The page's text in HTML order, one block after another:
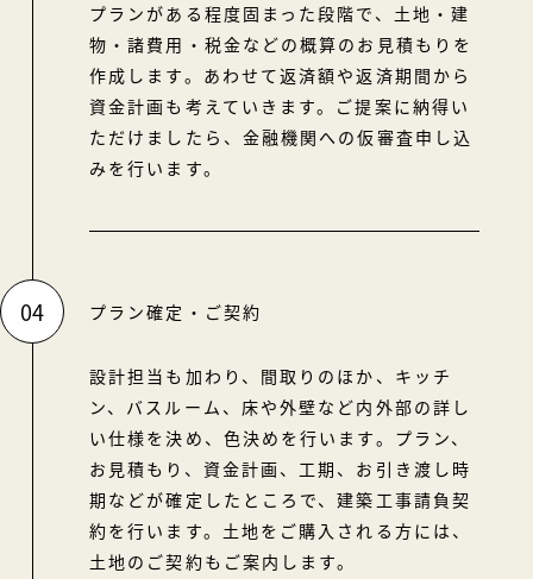
プランがある程度固まった段階で、土地・建
物・諸費用・税金などの概算のお見積もりを
作成します。あわせて返済額や返済期間から
資金計画も考えていきます。ご提案に納得い
ただけましたら、金融機関への仮審査申し込
みを行います。
04 プラン確定・ご契約
設計担当も加わり、間取りのほか、キッチ
ン、バスルーム、床や外壁など内外部の詳し
い仕様を決め、色決めを行います。プラン、
お見積もり、資金計画、工期、お引き渡し時
期などが確定したところで、建築工事請負契
約を行います。土地をご購入される方には、
土地のご契約もご案内します。